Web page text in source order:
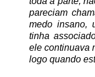
pareciam
medo insano,
tinha
ele continuava
logo quando